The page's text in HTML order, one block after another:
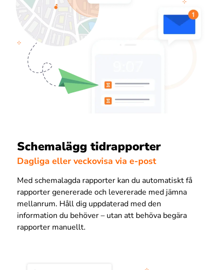
Schemalägg tidrapporter
Dagliga eller veckovisa via e-post
Med schemalagda rapporter kan du automatiskt få
rapporter genererade och levererade med jämna
mellanrum. Håll dig uppdaterad med den
information du behöver – utan att behöva begära
rapporter manuellt.